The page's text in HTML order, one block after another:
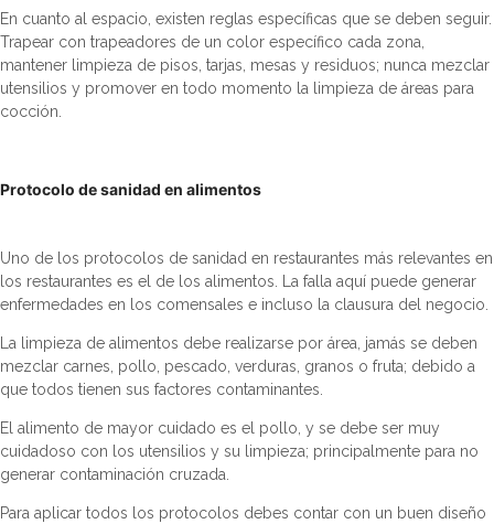
En cuanto al espacio, existen reglas específicas que se deben seguir.
Trapear con trapeadores de un color específico cada zona,
mantener limpieza de pisos, tarjas, mesas y residuos; nunca mezclar
utensilios y promover en todo momento la limpieza de áreas para
cocción.
Protocolo de sanidad en alimentos
Uno de los protocolos de sanidad en restaurantes más relevantes en
los restaurantes es el de los alimentos. La falla aquí puede generar
enfermedades en los comensales e incluso la clausura del negocio.
La limpieza de alimentos debe realizarse por área, jamás se deben
mezclar carnes, pollo, pescado, verduras, granos o fruta; debido a
que todos tienen sus factores contaminantes.
El alimento de mayor cuidado es el pollo, y se debe ser muy
cuidadoso con los utensilios y su limpieza; principalmente para no
generar contaminación cruzada.
Para aplicar todos los protocolos debes contar con un buen diseño